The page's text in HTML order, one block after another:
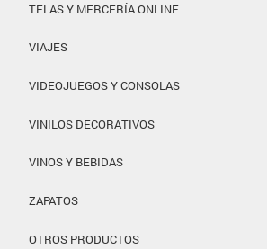
TELAS Y MERCERÍA ONLINE
VIAJES
VIDEOJUEGOS Y CONSOLAS
VINILOS DECORATIVOS
VINOS Y BEBIDAS
ZAPATOS
OTROS PRODUCTOS